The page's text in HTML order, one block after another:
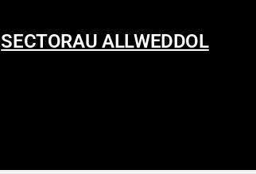
SECTORAU ALLWEDDOL